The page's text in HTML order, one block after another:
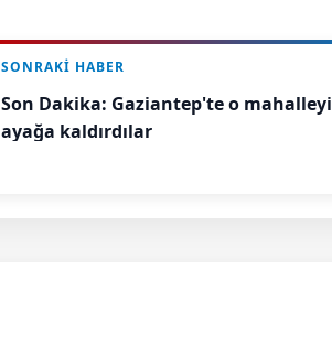
SONRAKI HABER
Son Dakika: Gaziantep'te o mahalleyi
ayağa kaldırdılar